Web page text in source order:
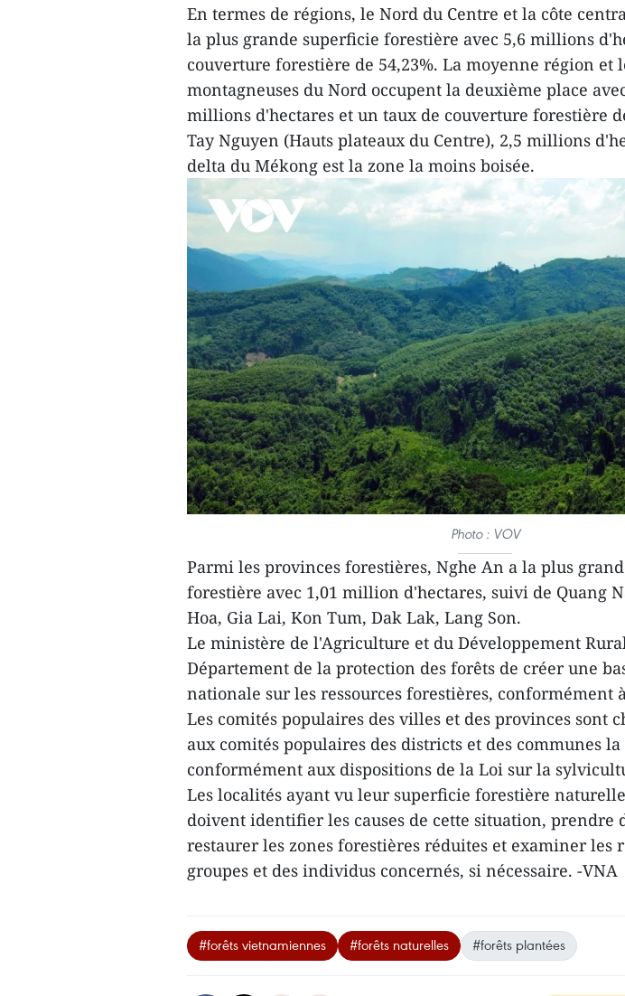
En termes de régions, le Nord du Centre et la côte
la plus grande superficie forestière avec 5,6 millions
couverture forestière de 54,23%. La moyenne région et
montagneuses du Nord occupent la deuxième place
millions d'hectares et un taux de couverture forestière
Tay Nguyen (Hauts plateaux du Centre), 2,5 millions
delta du Mékong est la zone la moins boisée.
Photo : VOV
Parmi les provinces forestières, Nghe An a la plus
forestière avec 1,01 million d'hectares, suivi de Quang
Hoa, Gia Lai, Kon Tum, Dak Lak, Lang Son.
Le ministère de l'Agriculture et du Développement
Département de la protection des forêts de créer une
nationale sur les ressources forestières, conformément
Les comités populaires des villes et des provinces sont
aux comités populaires des districts et des communes
conformément aux dispositions de la Loi sur la
Les localités ayant vu leur superficie forestière
doivent identifier les causes de cette situation, prendre
restaurer les zones forestières réduites et examiner les
groupes et des individus concernés, si nécessaire. -VNA
#forêts vietnamiennes #forêts naturelles #forêts plantées